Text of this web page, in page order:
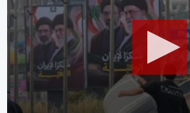
of
6
minutes,
seconds